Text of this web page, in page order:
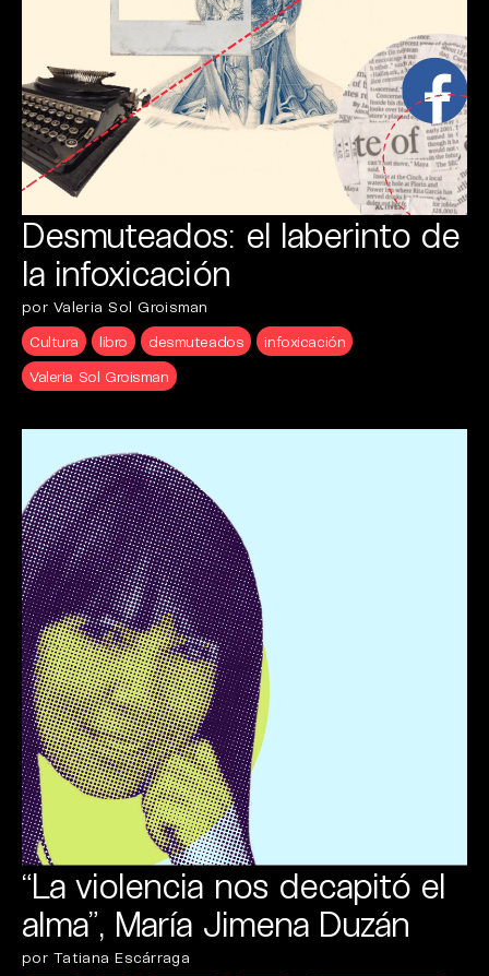
Desmuteados: el laberinto de
la infoxicación
por Valeria Sol Groisman
Cultura
libro desmuteados
infoxicación
Valeria Sol Groisman
“La violencia nos decapitó el
alma”, María Jimena Duzán
por Tatiana Escárraga